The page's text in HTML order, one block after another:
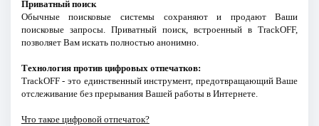
Приватный поиск
Обычные поисковые системы сохраняют и продают Ваши
поисковые запросы. Приватный поиск, встроенный в TrackOFF,
позволяет Вам искать полностью анонимно.
Технология против цифровых отпечатков:
TrackOFF - это единственный инструмент, предотвращающий Ваше
отслеживание без прерывания Вашей работы в Интернете.
Что такое цифровой отпечаток?